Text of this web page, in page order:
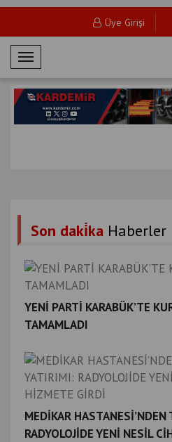
Üye Girişi
M
o
b
l
Son daki̇ka Haberler
YENİ PARTİ KARABÜK’TE
TAMAMLADI
MEDİKAR
RADYOLOJİDE YENİ NESİL